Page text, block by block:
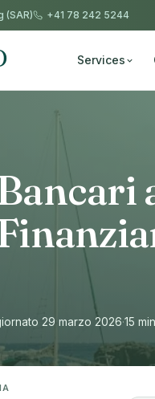
(SAR) +41 78 242 5244
Services
29 marzo 2026·15